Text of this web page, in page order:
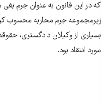
که در این قانون به عنوان جرم بغی
زیرمجموعه جرم محاربه محسوب
بسیاری از وکیلان دادگستری،
مورد انتقاد بود.